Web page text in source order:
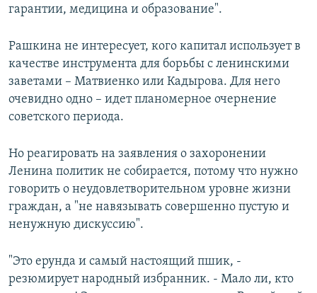
гарантии, медицина и образование".
Рашкина не интересует, кого капитал использует в
качестве инструмента для борьбы с ленинскими
заветами – Матвиенко или Кадырова. Для него
очевидно одно – идет планомерное очернение
советского периода.
Но реагировать на заявления о захоронении
Ленина политик не собирается, потому что нужно
говорить о неудовлетворительном уровне жизни
граждан, а "не навязывать совершенно пустую и
ненужную дискуссию".
"Это ерунда и самый настоящий пшик, -
резюмирует народный избранник. - Мало ли, кто